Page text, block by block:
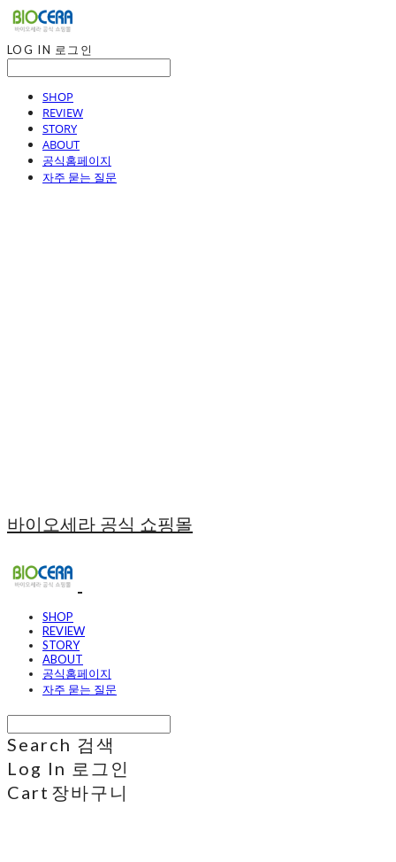
LOG IN 로그인
SHOP
REVIEW
STORY
ABOUT
공식홈페이지
자주 묻는 질문
바이오세라 공식 쇼핑몰
SHOP
REVIEW
STORY
ABOUT
공식홈페이지
자주 묻는 질문
Search 검색
Log In 로그인
Cart 장바구니